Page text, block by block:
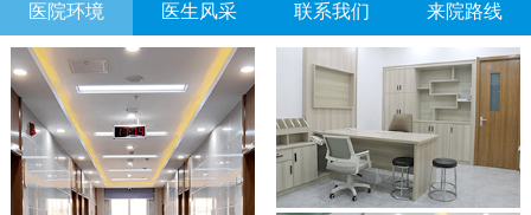
医院环境 医生风采 联系我们 来院路线